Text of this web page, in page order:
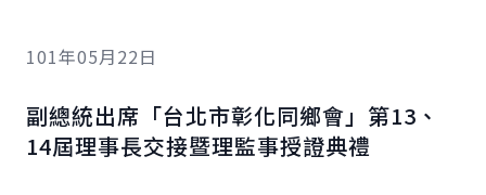
101年05月22日
副總統出席「台北市彰化同鄉會」第13、
14屆理事長交接暨理監事授證典禮